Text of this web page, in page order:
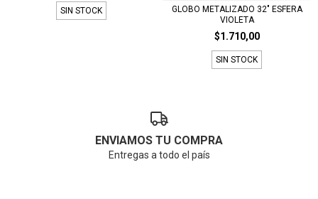
SIN STOCK
GLOBO METALIZADO 32" ESFERA
VIOLETA
$1.710,00
SIN STOCK
ENVIAMOS TU COMPRA
Entregas a todo el país